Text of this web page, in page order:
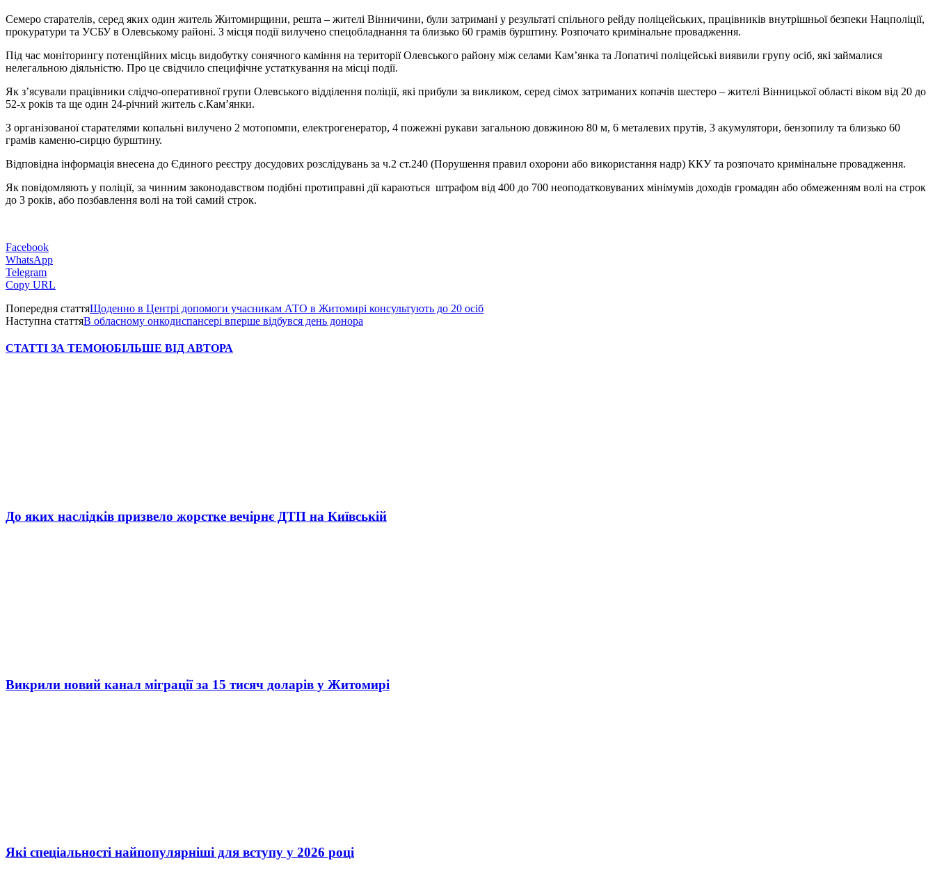
Семеро старателів, серед яких один житель Житомирщини, решта – жителі Вінничини, були затримані у результаті спільного рейду поліцейських, працівників внутрішньої безпеки Нацполіції,
прокуратури та УСБУ в Олевському районі. З місця події вилучено спецобладнання та близько 60 грамів бурштину. Розпочато кримінальне провадження.
Під час моніторингу потенційних місць видобутку сонячного каміння на території Олевського району між селами Кам’янка та Лопатичі поліцейські виявили групу осіб, які займалися
нелегальною діяльністю. Про це свідчило специфічне устаткування на місці події.
Як з’ясували працівники слідчо-оперативної групи Олевського відділення поліції, які прибули за викликом, серед сімох затриманих копачів шестеро – жителі Вінницької області віком від 20 до
52-х років та ще один 24-річний житель с.Кам’янки.
З організованої старателями копальні вилучено 2 мотопомпи, електрогенератор, 4 пожежні рукави загальною довжиною 80 м, 6 металевих прутів, 3 акумулятори, бензопилу та близько 60
грамів каменю-сирцю бурштину.
Відповідна інформація внесена до Єдиного реєстру досудових розслідувань за ч.2 ст.240 (Порушення правил охорони або використання надр) ККУ та розпочато кримінальне провадження.
Як повідомляють у поліції, за чинним законодавством подібні протиправні дії караються штрафом від 400 до 700 неоподатковуваних мінімумів доходів громадян або обмеженням волі на строк
до 3 років, або позбавлення волі на той самий строк.
Facebook
WhatsApp
Telegram
Copy URL
Попередня статтяЩоденно в Центрі допомоги учасникам АТО в Житомирі консультують до 20 осіб
Наступна статтяВ обласному онкодиспансері вперше відбувся день донора
СТАТТІ ЗА ТЕМОЮБІЛЬШЕ ВІД АВТОРА
До яких наслідків призвело жорстке вечірнє ДТП на Київській
Викрили новий канал міграції за 15 тисяч доларів у Житомирі
Які спеціальності найпопулярніші для вступу у 2026 році